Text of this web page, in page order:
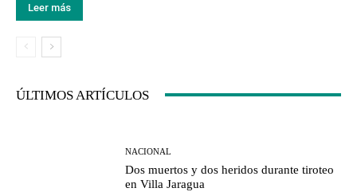
Leer más
ÚLTIMOS ARTÍCULOS
NACIONAL
Dos muertos y dos heridos durante tiroteo
en Villa Jaragua